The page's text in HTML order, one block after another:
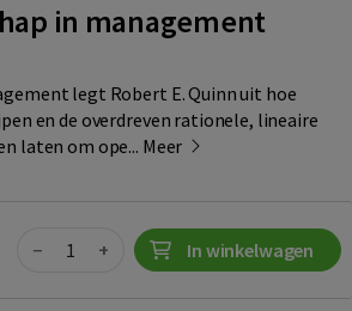
in management
legt Robert E. Quinn uit hoe
en de overdreven rationele, lineaire
laten om ope... Meer
Quantity
− + In winkelwagen